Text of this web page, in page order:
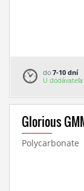
do 7-10 dní
U dodávateľa
Glorious
Polycarbonate